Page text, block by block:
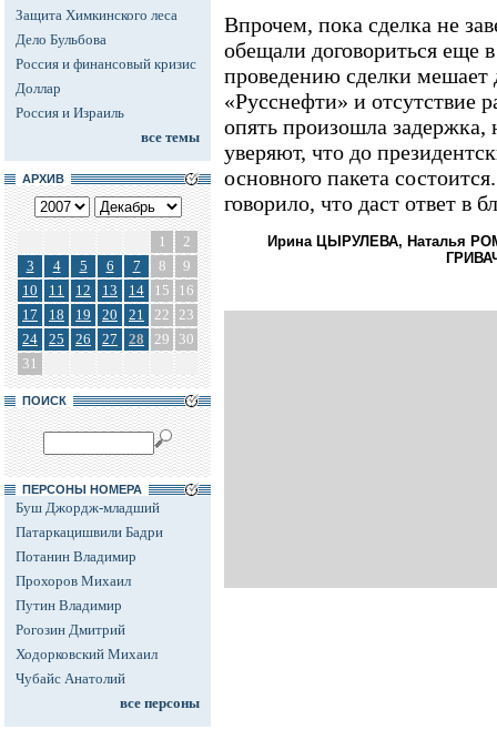
Защита Химкинского леса
Дело Бульбова
Россия и финансовый кризис
Доллар
Россия и Израиль
все темы
АРХИВ
1
2
3
4 5 6 7 8
9
10
11 12 13 14 15
16
17
18 19 20 21 22 23
24
25 26 27 28 29
30
31
ПОИСК
ПЕРСОНЫ НОМЕРА
Буш Джордж-младший
Патаркацишвили Бадри
Потанин Владимир
Прохоров Михаил
Путин Владимир
Рогозин Дмитрий
Ходорковский Михаил
Чубайс Анатолий
все персоны
Впрочем, пока сделка не
обещали договориться еще
проведению сделки мешает
«Русснефти» и
опять произошла
уверяют, что до
основного пакета
говорило, что даст ответ в
Ирина ЦЫРУЛЕВА, Наталья